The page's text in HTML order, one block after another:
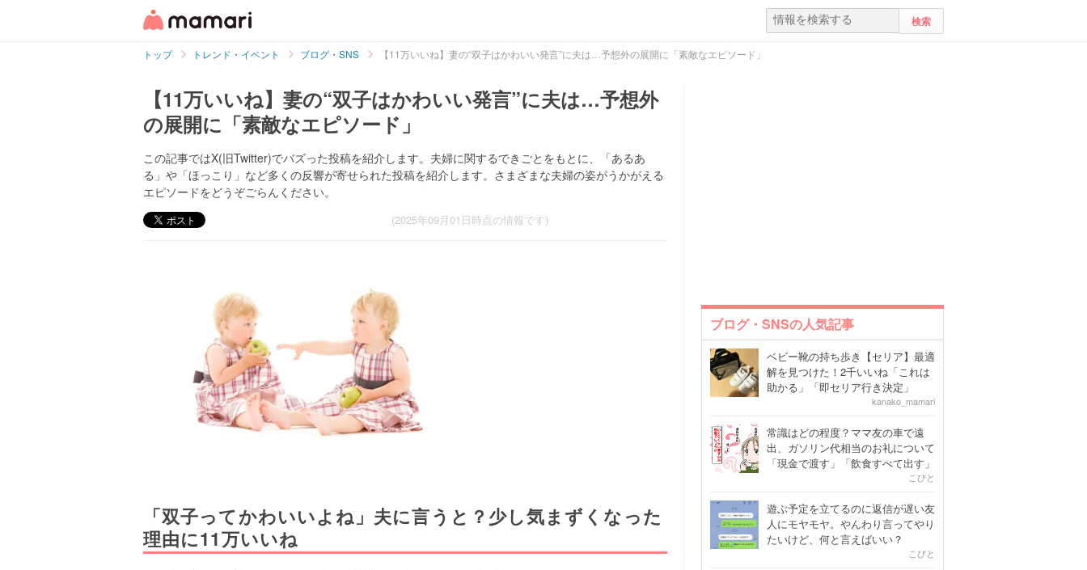
トップ トレンド・イベント ブログ・SNS 【11万いいね】妻の“双子はかわいい発言”に夫は…予想外の展開に「素敵なエピソード」
【11万いいね】妻の“双子はかわいい発言”に夫は…予想外
の展開に「素敵なエピソード」
この記事ではX(旧Twitter)でバズった投稿を紹介します。夫婦に関するできごとをもとに、「あるあ
る」や「ほっこり」など多くの反響が寄せられた投稿を紹介します。さまざまな夫婦の姿がうかがえる
エピソードをどうぞごらんください。
(2025年09月01日時点の情報です)
「双子ってかわいいよね」夫に言うと？少し気まずくなった
理由に11万いいね
ブログ・SNSの人気記事
ベビー靴の持ち歩き【セリア】最適
解を見つけた！2千いいね「これは
助かる」「即セリア行き決定」
kanako_mamari
常識はどの程度？ママ友の車で遠
出、ガソリン代相当のお礼について
「現金で渡す」「飲食すべて出す」
こびと
遊ぶ予定を立てるのに返信が遅い友
人にモヤモヤ。やんわり言ってやり
たいけど、何と言えばいい？
こびと